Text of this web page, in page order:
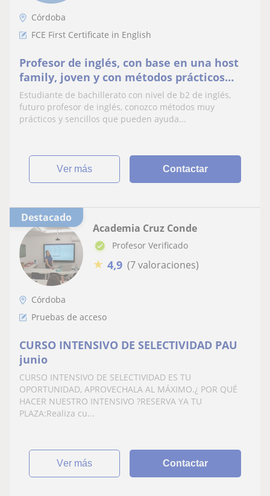
Córdoba
FCE First Certificate in English
Profesor de inglés, con base en una host
family, joven y con métodos prácticos
para mejoras tus habilidades de inglés
Estudiante de bachillerato con nivel de b2 de inglés,
futuro profesor de inglés, conozco métodos muy
prácticos y sencillos que pueden ayuda...
ver más Contactar
Destacado
Academia Cruz Conde
Profesor Verificado
★ 4,9 (7 valoraciones)
Córdoba
Pruebas de acceso
CURSO INTENSIVO DE SELECTIVIDAD PAU
junio
CURSO INTENSIVO DE SELECTIVIDAD ES TU
OPORTUNIDAD, APROVECHALA AL MÁXIMO.¿ POR QUÉ
HACER NUESTRO INTENSIVO ?RESERVA YA TU
PLAZA:Realiza cu...
ver más Contactar